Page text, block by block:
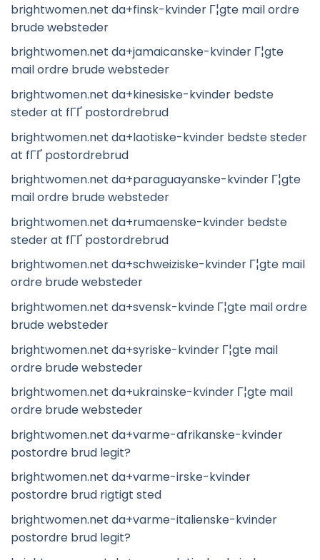
brightwomen.net da+finsk-kvinder Г¦gte mail ordre
brude websteder
brightwomen.net da+jamaicanske-kvinder Г¦gte
mail ordre brude websteder
brightwomen.net da+kinesiske-kvinder bedste
steder at fГҐ postordrebrud
brightwomen.net da+laotiske-kvinder bedste steder
at fГҐ postordrebrud
brightwomen.net da+paraguayanske-kvinder Г¦gte
mail ordre brude websteder
brightwomen.net da+rumaenske-kvinder bedste
steder at fГҐ postordrebrud
brightwomen.net da+schweiziske-kvinder Г¦gte mail
ordre brude websteder
brightwomen.net da+svensk-kvinde Г¦gte mail ordre
brude websteder
brightwomen.net da+syriske-kvinder Г¦gte mail
ordre brude websteder
brightwomen.net da+ukrainske-kvinder Г¦gte mail
ordre brude websteder
brightwomen.net da+varme-afrikanske-kvinder
postordre brud legit?
brightwomen.net da+varme-irske-kvinder
postordre brud rigtigt sted
brightwomen.net da+varme-italienske-kvinder
postordre brud legit?